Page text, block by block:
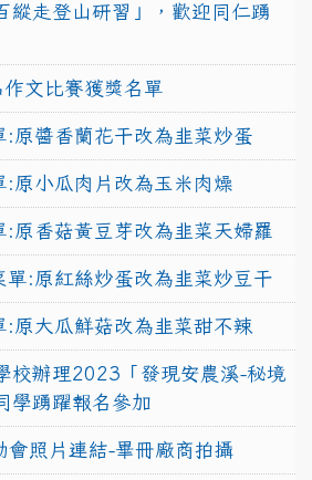
縱走登山研習」，歡迎同仁踴
文比賽獲獎名單
原醬香蘭花干改為韭菜炒蛋
原小瓜肉片改為玉米肉燥
原香菇黃豆芽改為韭菜天婦羅
:原紅絲炒蛋改為韭菜炒豆干
原大瓜鮮菇改為韭菜甜不辣
校辦理2023「發現安農溪-秘境
學踴躍報名參加
會照片連結-畢冊廠商拍攝